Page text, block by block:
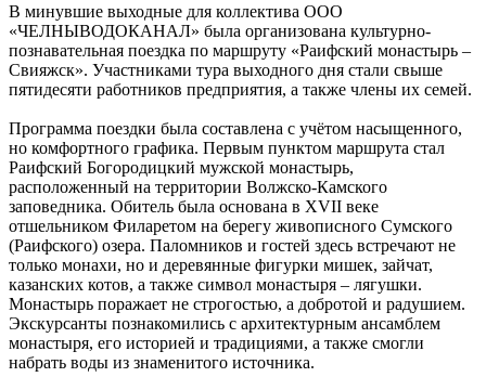
В минувшие выходные для коллектива ООО
«ЧЕЛНЫВОДОКАНАЛ» была организована культурно-
познавательная поездка по маршруту «Раифский монастырь –
Свияжск». Участниками тура выходного дня стали свыше
пятидесяти работников предприятия, а также члены их семей.
Программа поездки была составлена с учётом насыщенного,
но комфортного графика. Первым пунктом маршрута стал
Раифский Богородицкий мужской монастырь,
расположенный на территории Волжско-Камского
заповедника. Обитель была основана в XVII веке
отшельником Филаретом на берегу живописного Сумского
(Раифского) озера. Паломников и гостей здесь встречают не
только монахи, но и деревянные фигурки мишек, зайчат,
казанских котов, а также символ монастыря – лягушки.
Монастырь поражает не строгостью, а добротой и радушием.
Экскурсанты познакомились с архитектурным ансамблем
монастыря, его историей и традициями, а также смогли
набрать воды из знаменитого источника.